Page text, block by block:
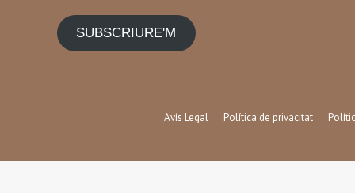
SUBSCRIURE'M
Avís Legal Política de privacitat